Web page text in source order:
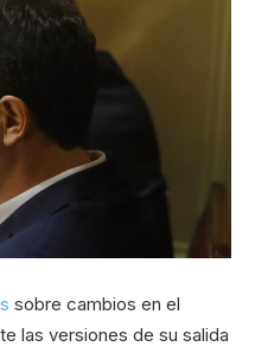
sobre cambios en el
las versiones de su salida